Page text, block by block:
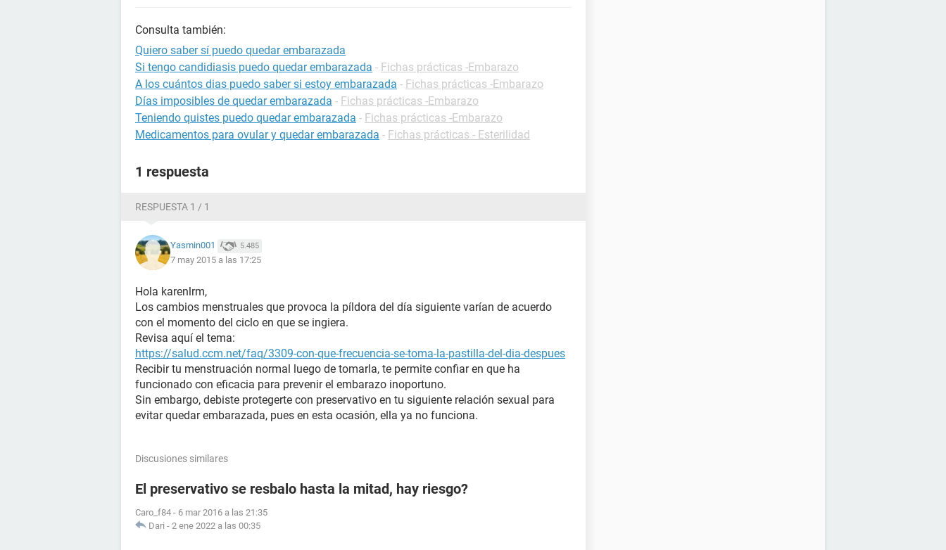
Consulta también:
Quiero saber sí puedo quedar embarazada
Si tengo candidiasis puedo quedar embarazada - Fichas prácticas -Embarazo
A los cuántos dias puedo saber si estoy embarazada - Fichas prácticas -Embarazo
Días imposibles de quedar embarazada - Fichas prácticas -Embarazo
Teniendo quistes puedo quedar embarazada - Fichas prácticas -Embarazo
Medicamentos para ovular y quedar embarazada - Fichas prácticas - Esterilidad
1 respuesta
RESPUESTA 1 / 1
Yasmin001 5.485
7 may 2015 a las 17:25
Hola karenlrm,
Los cambios menstruales que provoca la píldora del día siguiente varían de acuerdo
con el momento del ciclo en que se ingiera.
Revisa aquí el tema:
https://salud.ccm.net/faq/3309-con-que-frecuencia-se-toma-la-pastilla-del-dia-despues
Recibir tu menstruación normal luego de tomarla, te permite confiar en que ha
funcionado con eficacia para prevenir el embarazo inoportuno.
Sin embargo, debiste protegerte con preservativo en tu siguiente relación sexual para
evitar quedar embarazada, pues en esta ocasión, ella ya no funciona.
Discusiones similares
El preservativo se resbalo hasta la mitad, hay riesgo?
Caro_f84 - 6 mar 2016 a las 21:35
Dari - 2 ene 2022 a las 00:35